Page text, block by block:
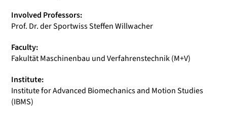
Involved Professors:
Prof. Dr. der Sportwiss Steffen Willwacher
Faculty:
Fakultät Maschinenbau und Verfahrenstechnik (M+V)
Institute:
Institute for Advanced Biomechanics and Motion Studies
(IBMS)